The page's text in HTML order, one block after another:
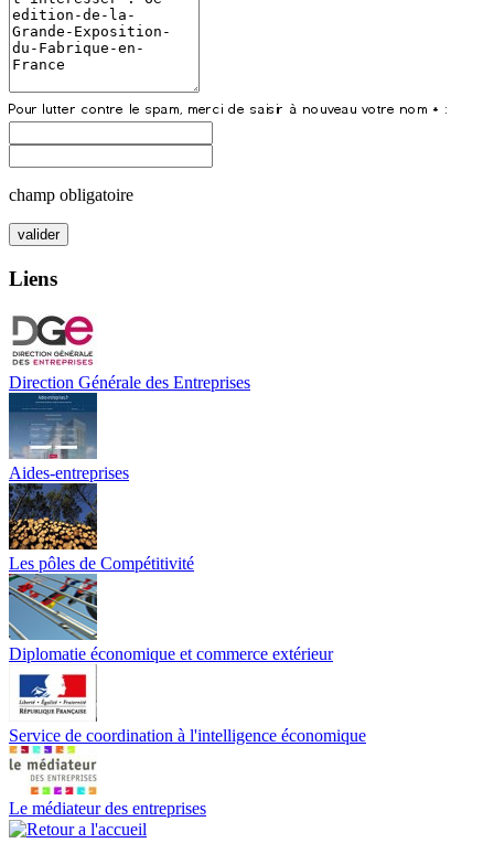
champ obligatoire
Liens
Direction Générale des Entreprises
Aides-entreprises
Les pôles de Compétitivité
Diplomatie économique et commerce extérieur
Service de coordination à l'intelligence économique
Le médiateur des entreprises